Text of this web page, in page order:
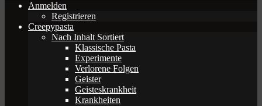
Anmelden
Registrieren
Creepypasta
Nach Inhalt Sortiert
Klassische Pasta
Experimente
Verlorene Folgen
Geister
Geisteskrankheit
Krankheiten